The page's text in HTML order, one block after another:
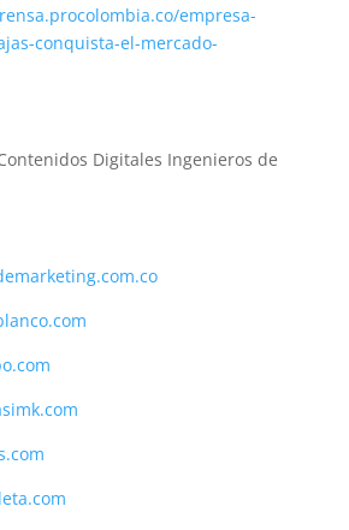
empresa-
conquista-el-mercado-
Digitales Ingenieros de